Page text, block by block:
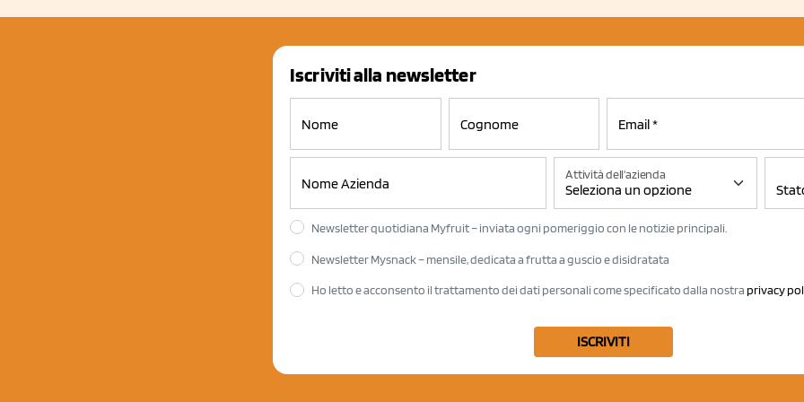
Iscriviti alla newsletter
Attività dell'azienda
Newsletter quotidiana Myfruit – inviata ogni pomeriggio con le notizie principali.
Newsletter Mysnack – mensile, dedicata a frutta a guscio e disidratata
Ho letto e acconsento il trattamento dei dati personali come specificato dalla nostra privacy
ISCRIVITI